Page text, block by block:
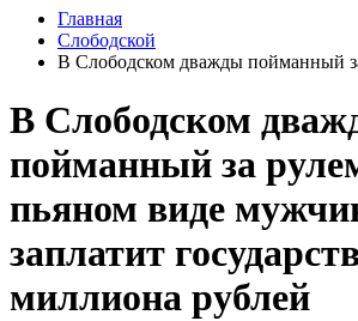
Главная
Слободской
В Слободском дважды пойманный
В Слободском
пойманный за
пьяном виде
заплатит
миллиона рублей